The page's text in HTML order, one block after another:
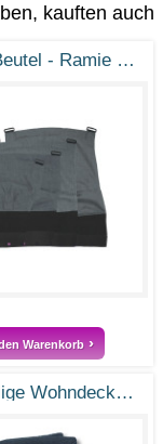
kauften auch
- Ramie Steingrau
Warenkorb
M 100 x 160 cm Baumwolle Fleece